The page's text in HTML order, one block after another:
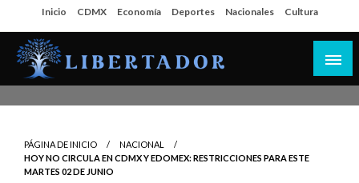
al
contenido
Inicio CDMX Economía Deportes Nacionales Cultura
PÁGINA DE INICIO
NACIONAL
HOY NO CIRCULA EN CDMX Y EDOMEX: RESTRICCIONES PARA ESTE
MARTES 02 DE JUNIO